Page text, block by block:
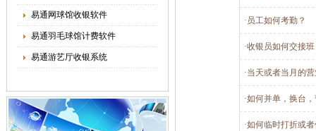
易通网球馆收银软件
易通羽毛球馆计费软件
易通游艺厅收银系统
·员工如何考勤？
·收银员如何交接
·当天或者当月的
·如何并单，换台
·如何临时打折或